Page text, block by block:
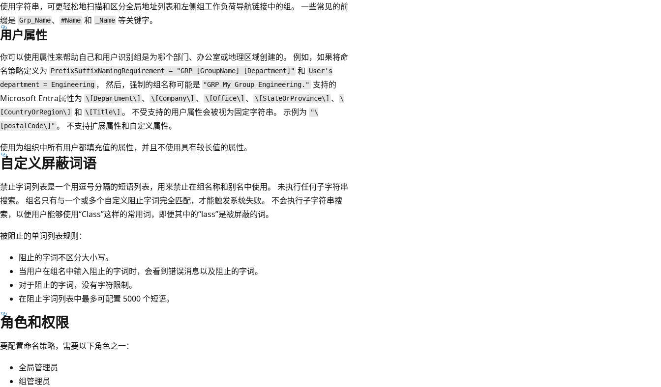
使用字符串，可更轻松地扫描和区分全局地址列表和左侧组工作负荷导航链接中的组。 一些常见的前
缀是 Grp_Name 、#Name和 _Name 等关键字。
用户属性
你可以使用属性来帮助自己和用户识别组是为哪个部门、办公室或地理区域创建的。 例如，如果将命
名策略定义为 PrefixSuffixNamingRequirement = "GRP [GroupName] [Department]" 和 User's
department = Engineering ， 然后，强制的组名称可能是 "GRP My Group Engineering." 支持的
Microsoft Entra属性为 \[Department\] 、 \[Company\] 、 \[Office\] 、 \[StateOrProvince\] 、
\
[CountryOrRegion\]
和 \[Title\] 。 不受支持的用户属性会被视为固定字符串。 示例为
"\
[postalCode\]" 。 不支持扩展属性和自定义属性。
使用为组织中所有用户都填充值的属性，并且不使用具有较长值的属性。
自定义屏蔽词语
禁止字词列表是一个用逗号分隔的短语列表，用来禁止在组名称和别名中使用。 未执行任何子字符串
搜索。 组名只有与一个或多个自定义阻止字词完全匹配，才能触发系统失败。 不会执行子字符串搜
索，以便用户能够使用“Class”这样的常用词，即便其中的“lass”是被屏蔽的词。
被阻止的单词列表规则：
阻止的字词不区分大小写。
当用户在组名中输入阻止的字词时，会看到错误消息以及阻止的字词。
对于阻止的字词，没有字符限制。
在阻止字词列表中最多可配置 5000 个短语。
角色和权限
要配置命名策略，需要以下角色之一：
全局管理员
组管理员